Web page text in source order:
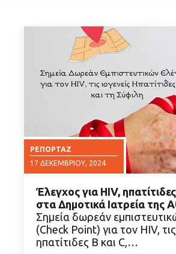
ΡΕΠΟΡΤΆΖ
17 ΔΕΚΕΜΒΡΊΟΥ, 2024
ΔΙΑΒΑΣΤΕ
Έλεγχος για HIV,
στα Δημοτικά Ιατρεία της
Σημεία δωρεάν
(Check Point) για τον HIV, τις
ηπατίτιδες B και C,…